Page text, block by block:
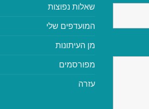
שאלות נפוצות
המועדפים שלי
מן העיתונות
מפורסמים
עזרה